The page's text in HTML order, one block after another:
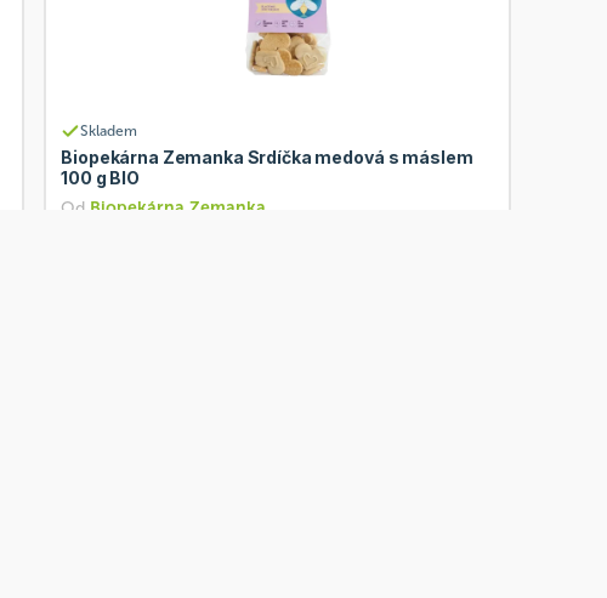
Skladem
Biopekárna Zemanka Srdíčka medová s máslem
100 g BIO
Od Biopekárna Zemanka